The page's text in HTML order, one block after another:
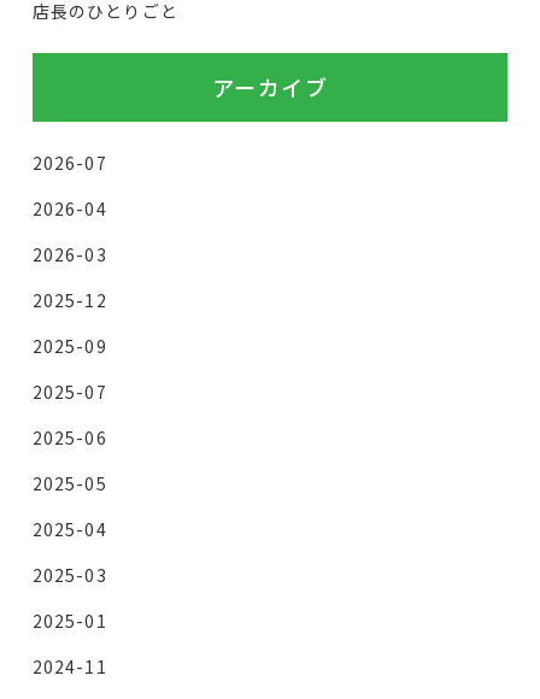
店長のひとりごと
アーカイブ
2026-07
2026-04
2026-03
2025-12
2025-09
2025-07
2025-06
2025-05
2025-04
2025-03
2025-01
2024-11